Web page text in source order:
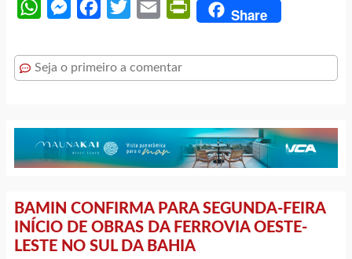
WhatsAppMessengerFacebook
Twitter Email PrintFriendly
Share
Seja o primeiro a comentar
BAMIN CONFIRMA PARA SEGUNDA-FEIRA
INÍCIO DE OBRAS DA FERROVIA OESTE-
LESTE NO SUL DA BAHIA